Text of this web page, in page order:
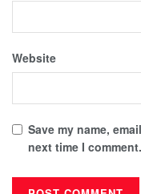
Website
Save my name,
next time I comment.